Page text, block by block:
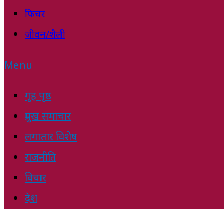
फिचर
जीवन/शैली
Menu
गृह पृष्ठ
प्रमुख समाचार
लगातार विशेष
राजनीति
विचार
देश